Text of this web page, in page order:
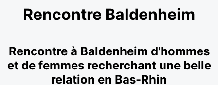
Rencontre Baldenheim
Rencontre à Baldenheim d'hommes
et de femmes recherchant une belle
relation en Bas-Rhin